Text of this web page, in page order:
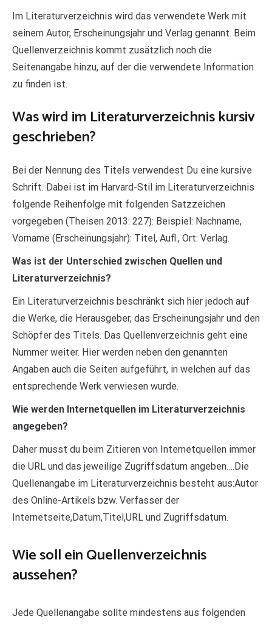
Im Literaturverzeichnis wird das verwendete Werk mit
seinem Autor, Erscheinungsjahr und Verlag genannt. Beim
Quellenverzeichnis kommt zusätzlich noch die
Seitenangabe hinzu, auf der die verwendete Information
zu finden ist.
Was wird im Literaturverzeichnis kursiv
geschrieben?
Bei der Nennung des Titels verwendest Du eine kursive
Schrift. Dabei ist im Harvard-Stil im Literaturverzeichnis
folgende Reihenfolge mit folgenden Satzzeichen
vorgegeben (Theisen 2013: 227): Beispiel: Nachname,
Vorname (Erscheinungsjahr): Titel, Aufl., Ort: Verlag.
Was ist der Unterschied zwischen Quellen und
Literaturverzeichnis?
Ein Literaturverzeichnis beschränkt sich hier jedoch auf
die Werke, die Herausgeber, das Erscheinungsjahr und den
Schöpfer des Titels. Das Quellenverzeichnis geht eine
Nummer weiter. Hier werden neben den genannten
Angaben auch die Seiten aufgeführt, in welchen auf das
entsprechende Werk verwiesen wurde.
Wie werden Internetquellen im Literaturverzeichnis
angegeben?
Daher musst du beim Zitieren von Internetquellen immer
die URL und das jeweilige Zugriffsdatum angeben….Die
Quellenangabe im Literaturverzeichnis besteht aus:Autor
des Online-Artikels bzw. Verfasser der
Internetseite,Datum,Titel,URL und Zugriffsdatum.
Wie soll ein Quellenverzeichnis
aussehen?
Jede Quellenangabe sollte mindestens aus folgenden